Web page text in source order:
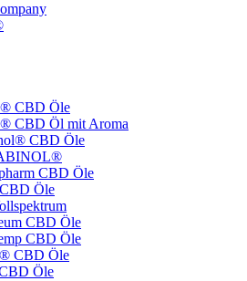
CBD Öle
CBD Öl mit Aroma
CBD Öle
CBD Öle
Öle
CBD Öle
CBD Öle
CBD Öle
Öle